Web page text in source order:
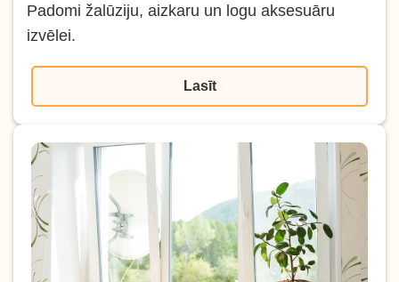
Padomi žalūziju, aizkaru un logu aksesuāru
izvēlei.
Lasīt